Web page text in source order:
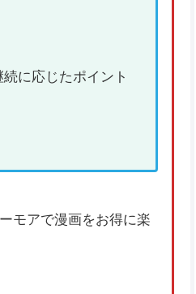
に応じたポイント
モアで漫画をお得に楽